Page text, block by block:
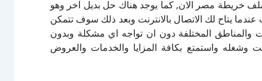
ملف خريطة مصر الان, كما يوجد هناك حل بديل آخر وهو
يتاح لك الاتصال بالانترنت وبعد ذلك سوف تتمكن
المختلفة دون ان تواجه اي مشكلة وبدون
واستمتع بكافة المزايا والخدمات والعروض